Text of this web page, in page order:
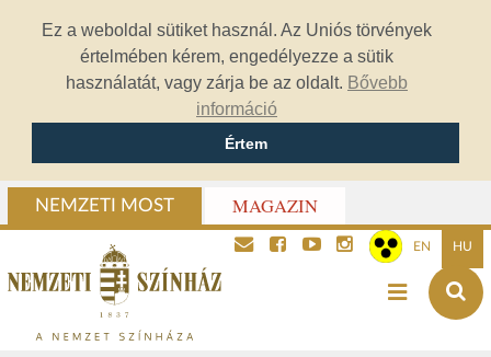
Ez a weboldal sütiket használ. Az Uniós törvények
értelmében kérem, engedélyezze a sütik
használatát, vagy zárja be az oldalt. Bővebb
információ
Értem
NEMZETI MOST MAGAZIN
EN HU